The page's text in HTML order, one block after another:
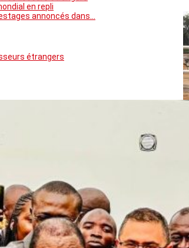
en repli
annoncés dans…
étrangers